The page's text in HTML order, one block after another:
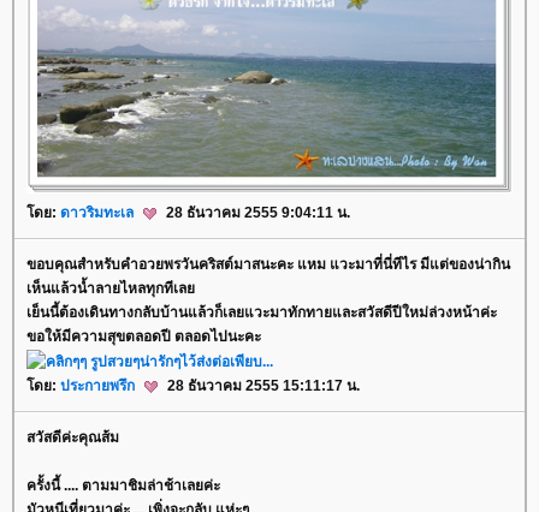
ดย: ดาวริมทะเล 28 ธันวาคม 2555 9:04:11 น.
ขอบคุณสำหรับคำอวยพรวันคริสต์มาสนะคะ แหม แวะมาที่นี่ทีไร มีแต่ของน่ากิน
เห็นแล้วน้ำลายไหลทุกทีเล
เย็นนี้ต้องเดินทางกลับบ้านแล้วก็เลยแวะมาทักทายและสวัสดีปีใหม่ล่วงหน้าค่ะ
ขอให้มีความสุขตลอดปี ตลอดไปนะคะ
ดย: ประกายพรึก 28 ธันวาคม 2555 15:11:17 น.
สวัสดีค่ะคุณส้ม
ครั้งนี้ .... ตามมาชิมล่าช้าเลยค่ะ